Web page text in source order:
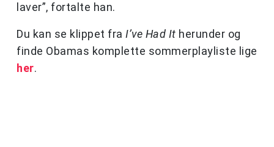
laver”, fortalte han.
Du kan se klippet fra I’ve Had It herunder og
finde Obamas komplette sommerplayliste lige
her.